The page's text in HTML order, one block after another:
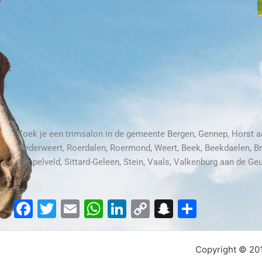
Zoek je een trimsalon in de gemeente Bergen, Gennep, Horst
Nederweert, Roerdalen, Roermond, Weert, Beek, Beekdaelen,
Simpelveld, Sittard-Geleen, Stein, Vaals, Valkenburg aan de
Facebook
Twitter
EmailWhatsApp
LinkedIn
Copy
Link
Snapchat
Copyright ©